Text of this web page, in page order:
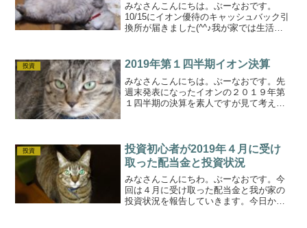
みなさんこんにちは。ぶーなおです。
10/15にイオン優待のキャッシュバック引
換所が届きました(^^♪我が家では生活用
前回のキャッシュバックの記事優待のキ
ャッシュバック...
投資 2019年第１四半期イオン決算
みなさんこんにちは。ぶーなおです。先
週末発表になったイオンの２０１９年第
１四半期の決算を素人ですが見て考えて
ライトの子会社カジタ...
投資
投資初心者が2019年４月に受け
取った配当金と投資状況
みなさんこんにちわ。ぶーなおです。今
回は４月に受け取った配当金と我が家の
投資状況を報告していきます。今日から